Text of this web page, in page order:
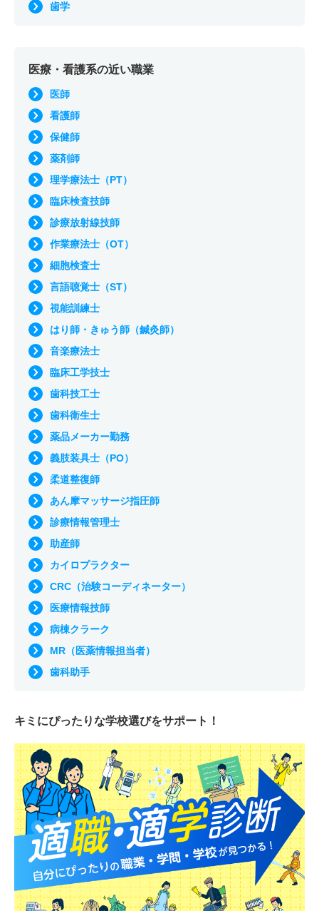
歯学
医療・看護系の近い職業
医師
看護師
保健師
薬剤師
理学療法士（PT）
臨床検査技師
診療放射線技師
作業療法士（OT）
細胞検査士
言語聴覚士（ST）
視能訓練士
はり師・きゅう師（鍼灸師）
音楽療法士
臨床工学技士
歯科技工士
歯科衛生士
薬品メーカー勤務
義肢装具士（PO）
柔道整復師
あん摩マッサージ指圧師
診療情報管理士
助産師
カイロプラクター
CRC（治験コーディネーター）
医療情報技師
病棟クラーク
MR（医薬情報担当者）
歯科助手
キミにぴったりな学校選びをサポート！